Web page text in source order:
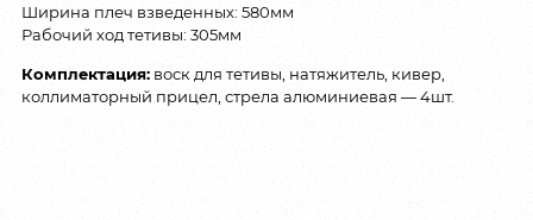
Ширина плеч взведенных: 580мм
Рабочий ход тетивы: 305мм
Комплектация: воск для тетивы, натяжитель, кивер,
коллиматорный прицел, стрела алюминиевая — 4шт.